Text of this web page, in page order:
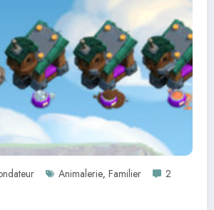
Animalerie, Familier
2